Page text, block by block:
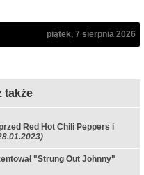
piątek, 7 sierpnia 2026
także
Red Hot Chili Peppers i
"Strung Out Johnny"